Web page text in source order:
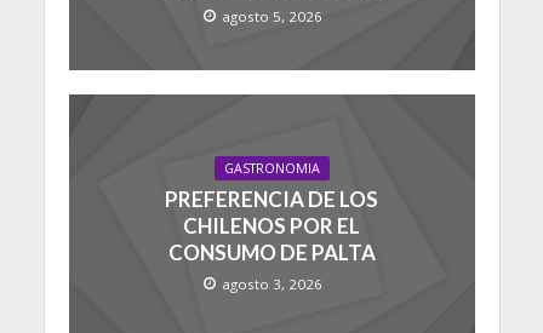
agosto 5, 2026
GASTRONOMIA
PREFERENCIA DE LOS
CHILENOS POR EL
CONSUMO DE PALTA
agosto 3, 2026